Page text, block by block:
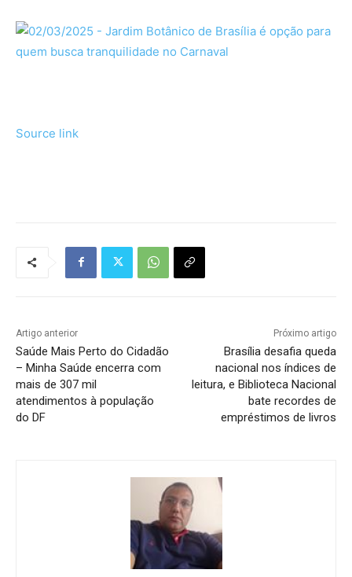
Source link
Artigo anterior
Saúde Mais Perto do Cidadão
– Minha Saúde encerra com
mais de 307 mil
atendimentos à população
do DF
Próximo artigo
Brasília desafia queda
nacional nos índices de
leitura, e Biblioteca Nacional
bate recordes de
empréstimos de livros